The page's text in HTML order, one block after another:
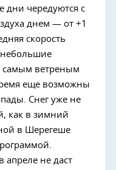
дни чередуются с
днем — от +1
скорость
небольшие
самым ветреным
еще возможны
Снег уже не
как в зимний
в Шерегеше
апреле не даст